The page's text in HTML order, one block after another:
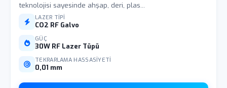
teknolojisi sayesinde ahşap, deri, plas...
LAZER TIPI
CO2 RF Galvo
GÜÇ
30W RF Lazer Tüpü
TEKRARLAMA HASSASIYETI
0,01 mm